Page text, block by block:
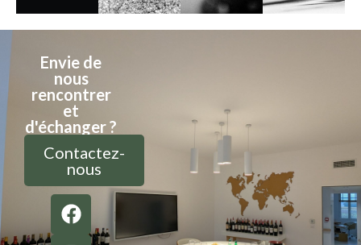
Envie de
nous
rencontrer
et
d'échanger ?
Contactez-
nous